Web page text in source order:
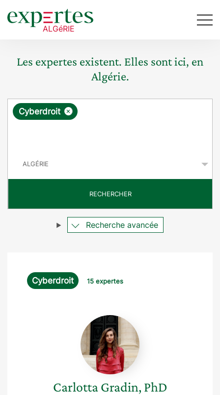
Les expertes existent. Elles sont ici, en
Algérie.
R
ê
e
×
Cyberdroit
RECHERCHER
Recherche avancée
Cyberdroit 15 expertes
Carlotta
Gradin,
PhD
Carlotta Gradin, PhD